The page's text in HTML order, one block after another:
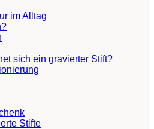
im Alltag
sich ein gravierter Stift?
Stifte